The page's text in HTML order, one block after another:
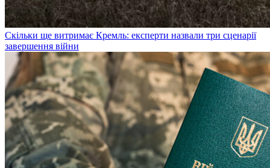
Скільки ще витримає Кремль: експерти назвали три сценарії
завершення війни